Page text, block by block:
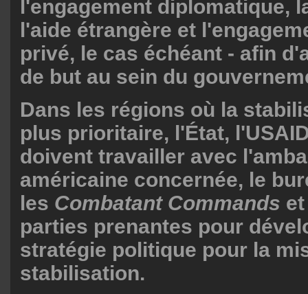
l'engagement diplomatique,
l'aide étrangère et
privé, le cas échéant - afin
de but au sein du
Dans les régions où la
plus prioritaire, l'État,
doivent travailler avec
américaine concernée, le
les Combatant Commands
parties prenantes pour
stratégie politique pour la
stabilisation.